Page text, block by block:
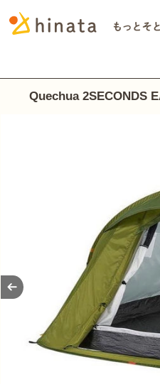
Quechua 2SECONDS